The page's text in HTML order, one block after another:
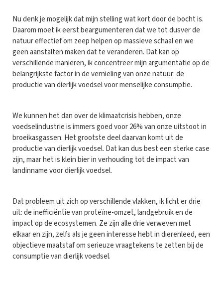
Nu denk je mogelijk dat mijn stelling wat kort door de bocht is.
Daarom moet ik eerst beargumenteren dat we tot dusver de
natuur effectief om zeep helpen op massieve schaal en we
geen aanstalten maken dat te veranderen. Dat kan op
verschillende manieren, ik concentreer mijn argumentatie op de
belangrijkste factor in de vernieling van onze natuur: de
productie van dierlijk voedsel voor menselijke consumptie.
We kunnen het dan over de klimaatcrisis hebben, onze
voedselindustrie is immers goed voor 26% van onze uitstoot in
broeikasgassen. Het grootste deel daarvan komt uit de
productie van dierlijk voedsel. Dat kan dus best een sterke case
zijn, maar het is klein bier in verhouding tot de impact van
landinname voor dierlijk voedsel.
Dat probleem uit zich op verschillende vlakken, ik licht er drie
uit: de inefficiëntie van proteïne-omzet, landgebruik en de
impact op de ecosystemen. Ze zijn alle drie verweven met
elkaar en zijn, zelfs als je geen interesse hebt in dierenleed, een
objectieve maatstaf om serieuze vraagtekens te zetten bij de
consumptie van dierlijk voedsel.